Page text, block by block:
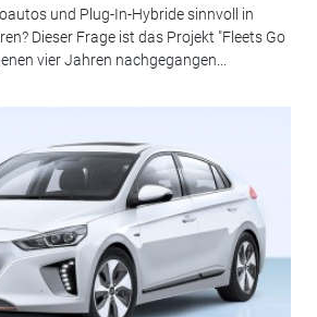
und Plug-In-Hybride sinnvoll in
Dieser Frage ist das Projekt "Fleets Go
vier Jahren nachgegangen...